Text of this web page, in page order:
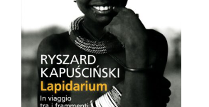
Lapidarium